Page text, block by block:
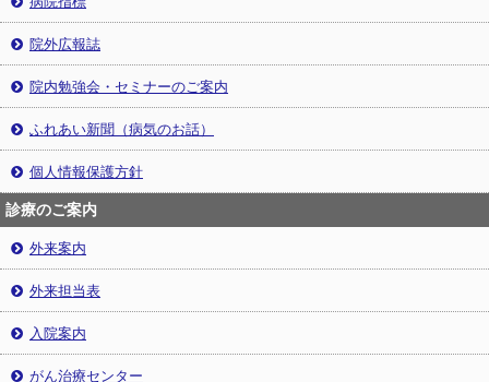
院外広報誌
院内勉強会・セミナーのご案内
ふれあい新聞（病気のお話）
個人情報保護方針
診療のご案内
外来案内
外来担当表
入院案内
がん治療センター